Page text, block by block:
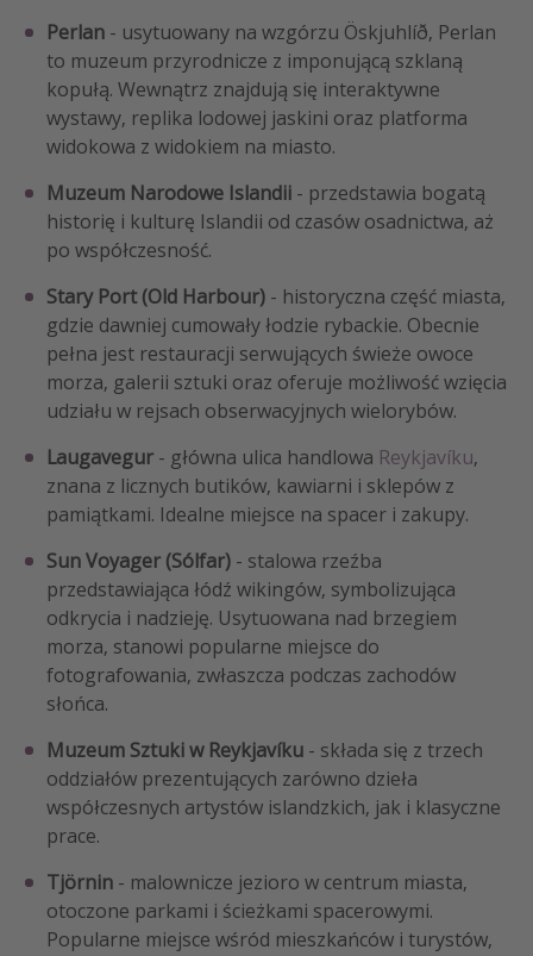
Perlan - usytuowany na wzgórzu Öskjuhlíð, Perlan
to muzeum przyrodnicze z imponującą szklaną
kopułą. Wewnątrz znajdują się interaktywne
wystawy, replika lodowej jaskini oraz platforma
widokowa z widokiem na miasto.
Muzeum Narodowe Islandii - przedstawia bogatą
historię i kulturę Islandii od czasów osadnictwa, aż
po współczesność.
Stary Port (Old Harbour) - historyczna część miasta,
gdzie dawniej cumowały łodzie rybackie. Obecnie
pełna jest restauracji serwujących świeże owoce
morza, galerii sztuki oraz oferuje możliwość wzięcia
udziału w rejsach obserwacyjnych wielorybów.
Laugavegur - główna ulica handlowa Reykjavíku,
znana z licznych butików, kawiarni i sklepów z
pamiątkami. Idealne miejsce na spacer i zakupy.
Sun Voyager (Sólfar) - stalowa rzeźba
przedstawiająca łódź wikingów, symbolizująca
odkrycia i nadzieję. Usytuowana nad brzegiem
morza, stanowi popularne miejsce do
fotografowania, zwłaszcza podczas zachodów
słońca.
Muzeum Sztuki w Reykjavíku - składa się z trzech
oddziałów prezentujących zarówno dzieła
współczesnych artystów islandzkich, jak i klasyczne
prace.
Tjörnin - malownicze jezioro w centrum miasta,
otoczone parkami i ścieżkami spacerowymi.
Popularne miejsce wśród mieszkańców i turystów,